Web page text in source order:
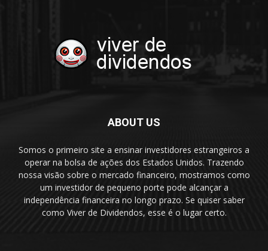
ABOUT US
Somos o primeiro site a ensinar investidores estrangeiros a
operar na bolsa de ações dos Estados Unidos. Trazendo
nossa visão sobre o mercado financeiro, mostramos como
um investidor de pequeno porte pode alcançar a
independência financeira no longo prazo. Se quiser saber
como Viver de Dividendos, esse é o lugar certo.